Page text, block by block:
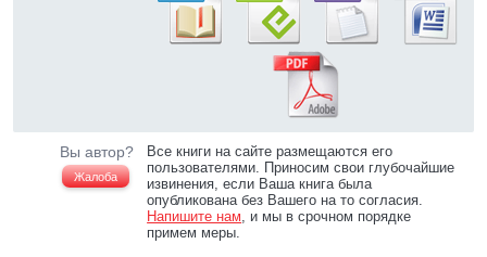
Вы автор?
Жалоба
Все книги на сайте размещаются его
пользователями. Приносим свои глубочайшие
извинения, если Ваша книга была
опубликована без Вашего на то согласия.
Напишите нам, и мы в срочном порядке
примем меры.